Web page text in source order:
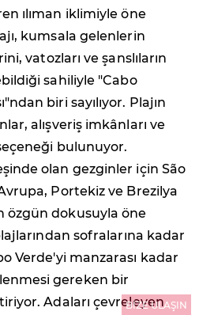
ılıman iklimiyle öne
kumsala gelenlerin
vatozları ve şanslıların
sahiliyle "Cabo
biri sayılıyor. Plajın
alışveriş imkânları ve
bulunuyor.
olan gezginler için São
Portekiz ve Brezilya
dokusuyla öne
sofralarına kadar
Verde'yi manzarası kadar
gereken bir
Adaları çevreleyen
BİZE ULAŞIN